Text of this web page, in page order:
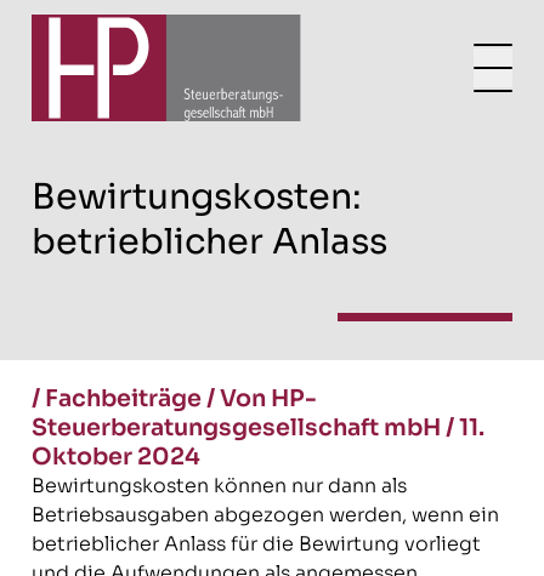
Bewirtungskosten:
betrieblicher Anlass
/ Fachbeiträge/Von HP-
Steuerberatungsgesellschaft mbH /11.
Oktober 2024
Bewirtungskosten können nur dann als
Betriebsausgaben abgezogen werden, wenn ein
betrieblicher Anlass für die Bewirtung vorliegt